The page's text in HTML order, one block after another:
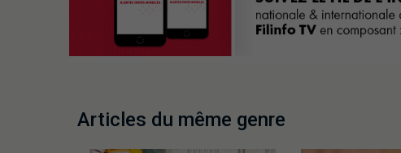
Articles du même genre